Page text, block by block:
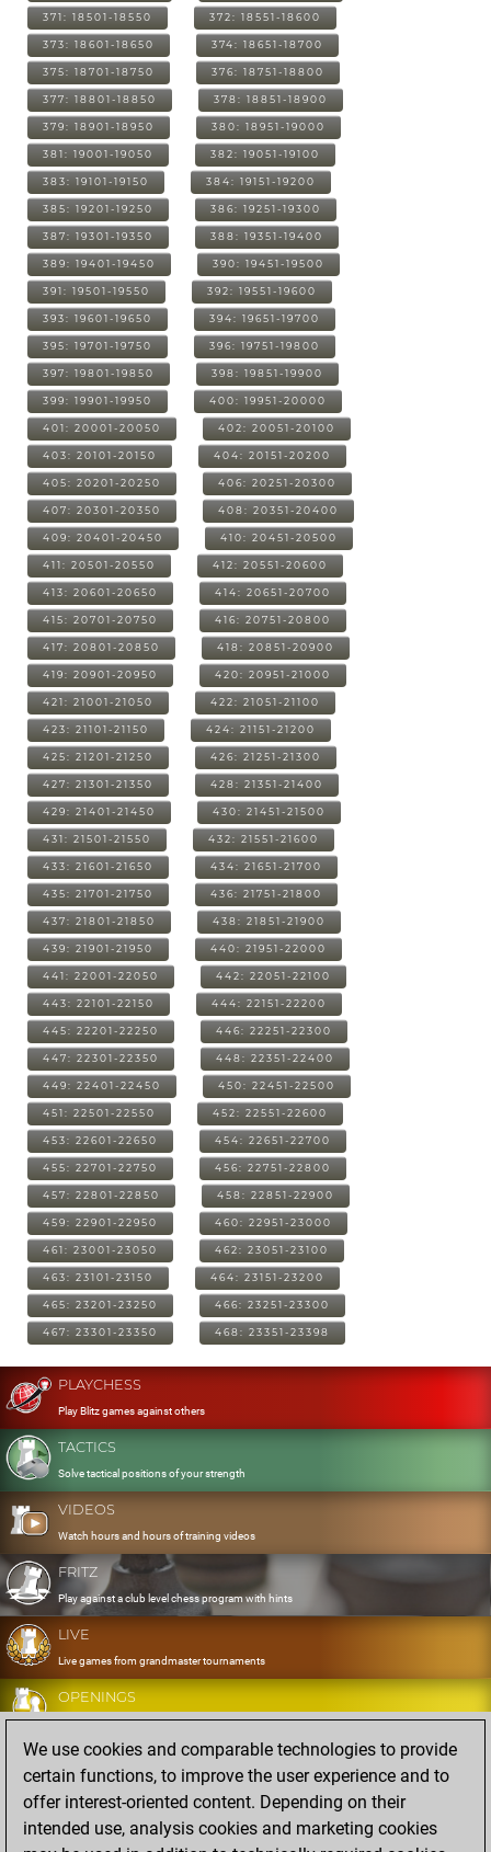
371: 18501-18550 372: 18551-18600
373: 18601-18650 374: 18651-18700
375: 18701-18750 376: 18751-18800
377: 18801-18850 378: 18851-18900
379: 18901-18950 380: 18951-19000
381: 19001-19050 382: 19051-19100
383: 19101-19150 384: 19151-19200
385: 19201-19250 386: 19251-19300
387: 19301-19350 388: 19351-19400
389: 19401-19450 390: 19451-19500
391: 19501-19550 392: 19551-19600
393: 19601-19650 394: 19651-19700
395: 19701-19750 396: 19751-19800
397: 19801-19850 398: 19851-19900
399: 19901-19950 400: 19951-20000
401: 20001-20050 402: 20051-20100
403: 20101-20150 404: 20151-20200
405: 20201-20250 406: 20251-20300
407: 20301-20350 408: 20351-20400
409: 20401-20450 410: 20451-20500
411: 20501-20550 412: 20551-20600
413: 20601-20650 414: 20651-20700
415: 20701-20750 416: 20751-20800
417: 20801-20850 418: 20851-20900
419: 20901-20950 420: 20951-21000
421: 21001-21050 422: 21051-21100
423: 21101-21150 424: 21151-21200
425: 21201-21250 426: 21251-21300
427: 21301-21350 428: 21351-21400
429: 21401-21450 430: 21451-21500
431: 21501-21550 432: 21551-21600
433: 21601-21650 434: 21651-21700
435: 21701-21750 436: 21751-21800
437: 21801-21850 438: 21851-21900
439: 21901-21950 440: 21951-22000
441: 22001-22050 442: 22051-22100
443: 22101-22150 444: 22151-22200
445: 22201-22250 446: 22251-22300
447: 22301-22350 448: 22351-22400
449: 22401-22450 450: 22451-22500
451: 22501-22550 452: 22551-22600
453: 22601-22650 454: 22651-22700
455: 22701-22750 456: 22751-22800
457: 22801-22850 458: 22851-22900
459: 22901-22950 460: 22951-23000
461: 23001-23050 462: 23051-23100
463: 23101-23150 464: 23151-23200
465: 23201-23250 466: 23251-23300
467: 23301-23350 468: 23351-23398
PLAYCHESS
Play Blitz games against others
TACTICS
Solve tactical positions of your strength
VIDEOS
Watch hours and hours of training videos
FRITZ
Play against a club level chess program with hints
LIVE
Live games from grandmaster tournaments
OPENINGS
Develop and exercise your openings
DATABASE
Eight million strong games
MYGAMES
Store and analyse your own games in the cloud
We use cookies and comparable technologies to provide
certain functions, to improve the user experience and to
offer interest-oriented content. Depending on their
intended use, analysis cookies and marketing cookies